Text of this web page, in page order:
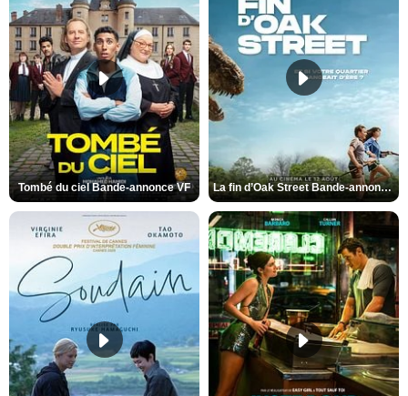
Tombé du ciel Bande-annonce VF La fin d’Oak Street Bande-annonce VO STFR